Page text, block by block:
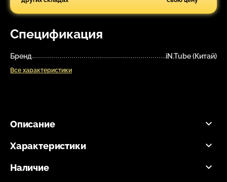
Спецификация
Бренд iN.Tube (Китай)
Все характеристики
Описание
Характеристики
Наличие